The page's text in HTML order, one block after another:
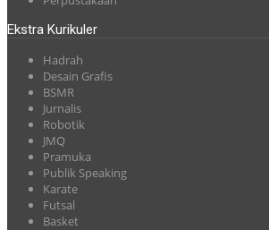
Ekstra Kurikuler
Hadrah
Desain Grafis
BSMR
Jurnalis
Robotik
JMQ
Pramuka
Publik Speaking
Karate
Futsal
Basket